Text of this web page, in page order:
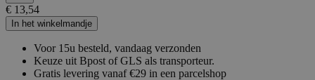
€ 13,54
In het winkelmandje
Voor 15u besteld, vandaag verzonden
Keuze uit Bpost of GLS als transporteur.
Gratis levering vanaf €29 in een parcelshop